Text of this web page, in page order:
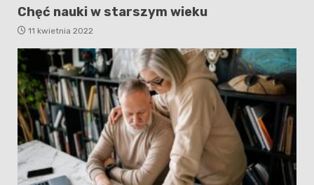
Chęć nauki w starszym wieku
11 kwietnia 2022